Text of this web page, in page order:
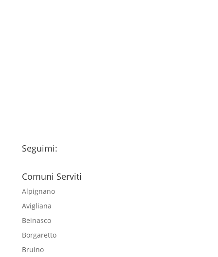
Seguimi:
Comuni Serviti
Alpignano
Avigliana
Beinasco
Borgaretto
Bruino